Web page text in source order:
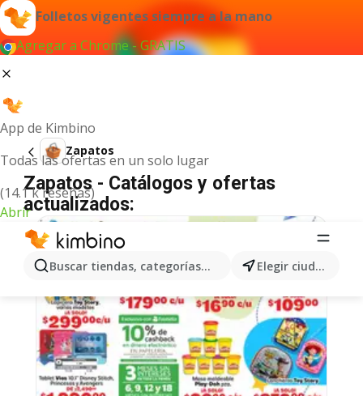
Folletos vigentes siempre a la mano
Agregar a Chrome - GRATIS
App de Kimbino
Todas las ofertas en un solo lugar
(14.1 k reseñas)
Abrir
Buscar tiendas, categorías, productos... Elegir ciudad
Zapatos
Zapatos - Catálogos y ofertas
actualizados: